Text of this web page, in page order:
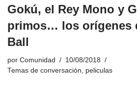
Gokú, el Rey Mono y
primos… los orígenes
Ball
por Comunidad
10/08/2018
Temas de conversación
peliculas